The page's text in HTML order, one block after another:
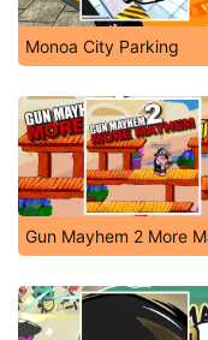
Monoa City Parking
Gun Mayhem 2 More